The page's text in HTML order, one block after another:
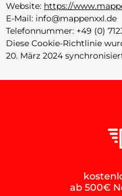
Website: https://
E-Mail: info@mappenxxl.de
Telefonnummer: +49 (0)
Diese Cookie-Richtlinie
20. März 2024
ab 500€